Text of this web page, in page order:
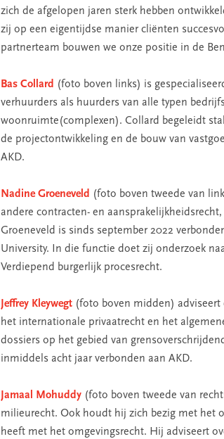
zich de afgelopen jaren sterk hebben
zij op een eigentijdse manier cliënten
partnerteam bouwen we onze positie in de
Bas Collard (foto boven links) is
verhuurders als huurders van alle typen
woonruimte(complexen). Collard begeleidt
de projectontwikkeling en de bouw van
AKD.
Nadine Groeneveld (foto boven tweede van
andere contracten- en
Groeneveld is sinds september 2022
University. In die functie doet zij onderzoek
Verdiepend burgerlijk procesrecht.
Jeffrey Kleywegt (foto boven midden) adviseert
het internationale privaatrecht en het
dossiers op het gebied van
inmiddels acht jaar verbonden aan AKD.
Jamaal Mohuddy (foto boven tweede van
milieurecht. Ook houdt hij zich bezig met het
heeft met het omgevingsrecht. Hij adviseert